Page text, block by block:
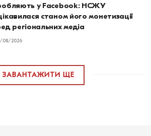
у Facebook: НСЖУ
станом його монетизації
регіональних медіа
08/2026
ЗАВАНТАЖИТИ ЩЕ